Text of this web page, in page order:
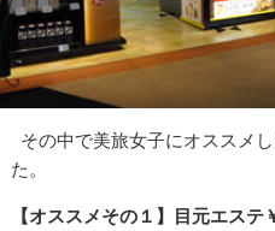
その中で美旅女子にオススメ
た。
【オススメその１】目元エステ